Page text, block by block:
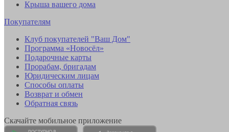
Крыша вашего дома
Покупателям
Клуб покупателей "Ваш Дом"
Программа «Новосёл»
Подарочные карты
Прорабам, бригадам
Юридическим лицам
Способы оплаты
Возврат и обмен
Обратная связь
Скачайте мобильное приложение